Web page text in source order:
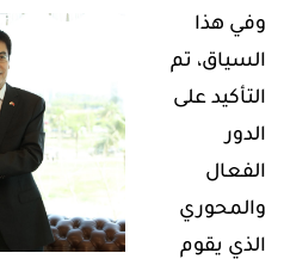
وفي هذا
السياق، تم
التأكيد على
الدور
الفعال
والمحوري
الذي يقوم